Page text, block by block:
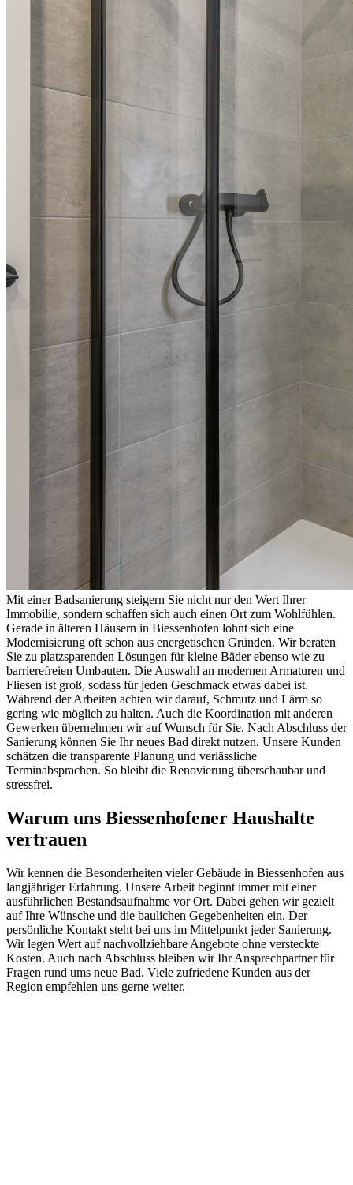
Mit einer Badsanierung steigern Sie nicht nur den Wert Ihrer
Immobilie, sondern schaffen sich auch einen Ort zum Wohlfühlen.
Gerade in älteren Häusern in Biessenhofen lohnt sich eine
Modernisierung oft schon aus energetischen Gründen. Wir beraten
Sie zu platzsparenden Lösungen für kleine Bäder ebenso wie zu
barrierefreien Umbauten. Die Auswahl an modernen Armaturen und
Fliesen ist groß, sodass für jeden Geschmack etwas dabei ist.
Während der Arbeiten achten wir darauf, Schmutz und Lärm so
gering wie möglich zu halten. Auch die Koordination mit anderen
Gewerken übernehmen wir auf Wunsch für Sie. Nach Abschluss der
Sanierung können Sie Ihr neues Bad direkt nutzen. Unsere Kunden
schätzen die transparente Planung und verlässliche
Terminabsprachen. So bleibt die Renovierung überschaubar und
stressfrei.
Warum uns Biessenhofener Haushalte
vertrauen
Wir kennen die Besonderheiten vieler Gebäude in Biessenhofen aus
langjähriger Erfahrung. Unsere Arbeit beginnt immer mit einer
ausführlichen Bestandsaufnahme vor Ort. Dabei gehen wir gezielt
auf Ihre Wünsche und die baulichen Gegebenheiten ein. Der
persönliche Kontakt steht bei uns im Mittelpunkt jeder Sanierung.
Wir legen Wert auf nachvollziehbare Angebote ohne versteckte
Kosten. Auch nach Abschluss bleiben wir Ihr Ansprechpartner für
Fragen rund ums neue Bad. Viele zufriedene Kunden aus der
Region empfehlen uns gerne weiter.